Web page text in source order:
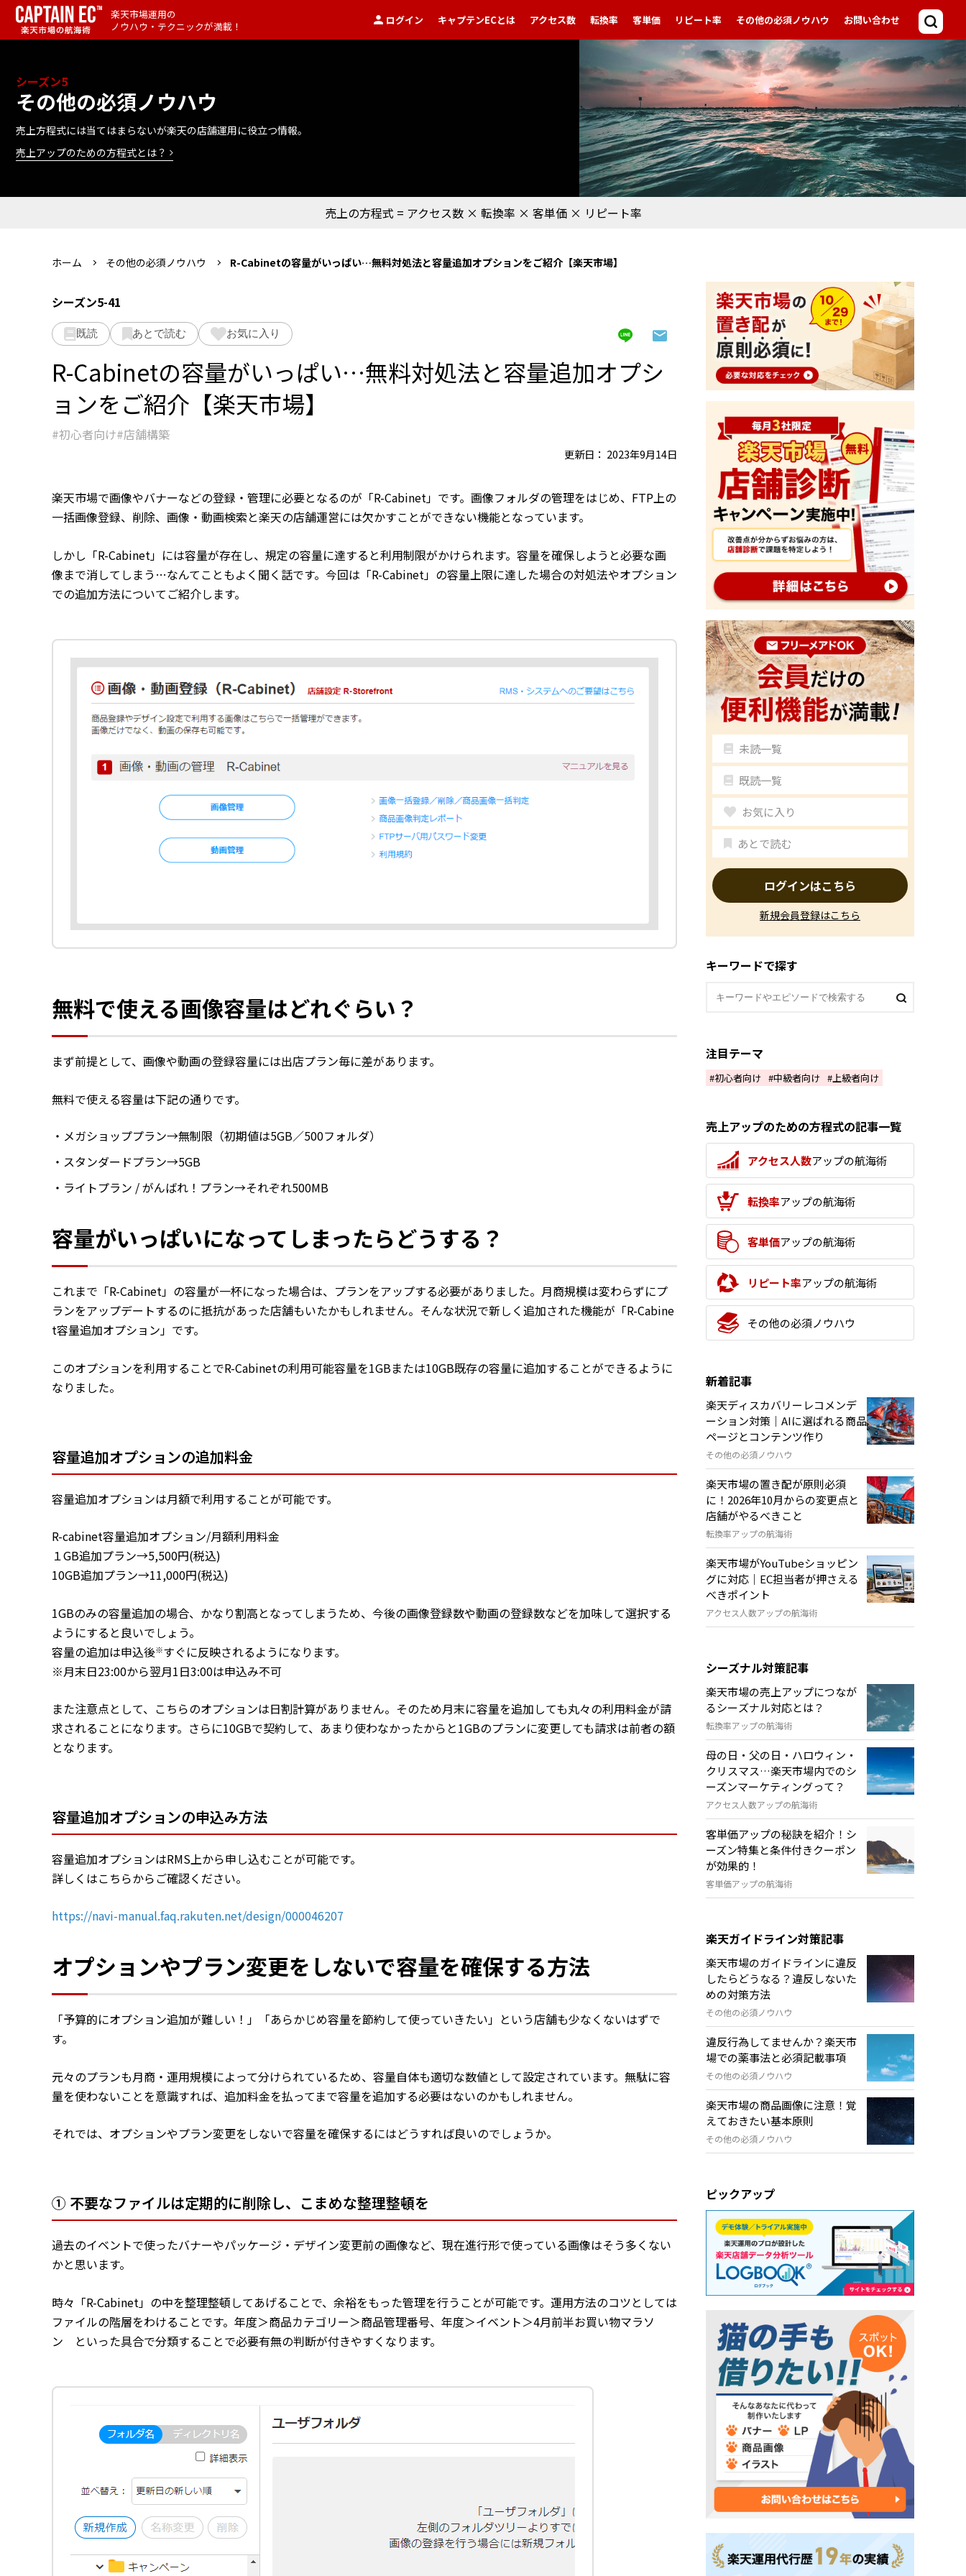
楽天市場運用の
ノウハウ・テクニックが満載！
ログイン キャプテンECとは アクセス数 転換率 客単価 リピート率 その他の必須ノウハウ お問い合わせ
シーズン5
その他の必須ノウハウ
売上方程式には当てはまらないが楽天の店舗運用に役立つ情報。
売上アップのための方程式とは？
売上の方程式 = アクセス数× 転換率 × 客単価× リピート率
ホーム その他の必須ノウハウ R-Cabinetの容量がいっぱい…無料対処法と容量追加オプションをご紹介【楽天市場】
シーズン5-41
既読 あとで読む お気に入り
R-Cabinetの容量がいっぱい…無料対処法と容量追加オプシ
ョンをご紹介【楽天市場】
初心者向け 店舗構築
更新日： 2023年9月14日
楽天市場で画像やバナーなどの登録・管理に必要となるのが「R-Cabinet」です。画像フォルダの管理をはじめ、FTP上の
一括画像登録、削除、画像・動画検索と楽天の店舗運営には欠かすことができない機能となっています。
しかし「R-Cabinet」には容量が存在し、規定の容量に達すると利用制限がかけられます。容量を確保しようと必要な画
像まで消してしまう…なんてこともよく聞く話です。今回は「R-Cabinet」の容量上限に達した場合の対処法やオプション
での追加方法についてご紹介します。
無料で使える画像容量はどれぐらい？
まず前提として、画像や動画の登録容量には出店プラン毎に差があります。
無料で使える容量は下記の通りです。
メガショッププラン→無制限（初期値は5GB／500フォルダ）
スタンダードプラン→5GB
ライトプラン / がんばれ！プラン→それぞれ500MB
容量がいっぱいになってしまったらどうする？
これまで「R-Cabinet」の容量が一杯になった場合は、プランをアップする必要がありました。月商規模は変わらずにプ
ランをアップデートするのに抵抗があった店舗もいたかもしれません。そんな状況で新しく追加された機能が「R-Cabine
t容量追加オプション」です。
このオプションを利用することでR-Cabinetの利用可能容量を1GBまたは10GB既存の容量に追加することができるように
なりました。
容量追加オプションの追加料金
容量追加オプションは月額で利用することが可能です。
R-cabinet容量追加オプション/月額利用料金
１GB追加プラン→5,500円(税込)
10GB追加プラン→11,000円(税込)
1GBのみの容量追加の場合、かなり割高となってしまうため、今後の画像登録数や動画の登録数などを加味して選択する
ようにすると良いでしょう。
容量の追加は申込後※すぐに反映されるようになります。
※月末日23:00から翌月1日3:00は申込み不可
また注意点として、こちらのオプションは日割計算がありません。そのため月末に容量を追加しても丸々の利用料金が請
求されることになります。さらに10GBで契約して、あまり使わなかったからと1GBのプランに変更しても請求は前者の額
となります。
容量追加オプションの申込み方法
容量追加オプションはRMS上から申し込むことが可能です。
詳しくはこちらからご確認ください。
https://navi-manual.faq.rakuten.net/design/000046207
オプションやプラン変更をしないで容量を確保する方法
「予算的にオプション追加が難しい！」「あらかじめ容量を節約して使っていきたい」という店舗も少なくないはずで
す。
元々のプランも月商・運用規模によって分けられているため、容量自体も適切な数値として設定されています。無駄に容
量を使わないことを意識すれば、追加料金を払ってまで容量を追加する必要はないのかもしれません。
それでは、オプションやプラン変更をしないで容量を確保するにはどうすれば良いのでしょうか。
① 不要なファイルは定期的に削除し、こまめな整理整頓を
過去のイベントで使ったバナーやパッケージ・デザイン変更前の画像など、現在進行形で使っている画像はそう多くない
かと思います。
時々「R-Cabinet」の中を整理整頓してあげることで、余裕をもった管理を行うことが可能です。運用方法のコツとしては
ファイルの階層をわけることです。年度＞商品カテゴリー＞商品管理番号、年度＞イベント＞4月前半お買い物マラソ
ン といった具合で分類することで必要有無の判断が付きやすくなります。
未読一覧
既読一覧
お気に入り
あとで読む
ログインはこちら
新規会員登録はこちら
キーワードで探す
注目テーマ
初心者向け 中級者向け 上級者向け
売上アップのための方程式の記事一覧
アクセス人数アップの航海術
転換率アップの航海術
客単価アップの航海術
リピート率アップの航海術
その他の必須ノウハウ
新着記事
楽天ディスカバリーレコメンデ
ーション対策｜AIに選ばれる商品
ページとコンテンツ作り
その他の必須ノウハウ
楽天市場の置き配が原則必須
に！2026年10月からの変更点と
店舗がやるべきこと
転換率アップの航海術
楽天市場がYouTubeショッピン
グに対応｜EC担当者が押さえる
べきポイント
アクセス人数アップの航海術
シーズナル対策記事
楽天市場の売上アップにつなが
るシーズナル対応とは？
転換率アップの航海術
母の日・父の日・ハロウィン・
クリスマス…楽天市場内でのシ
ーズンマーケティングって？
アクセス人数アップの航海術
客単価アップの秘訣を紹介！シ
ーズン特集と条件付きクーポン
が効果的！
客単価アップの航海術
楽天ガイドライン対策記事
楽天市場のガイドラインに違反
したらどうなる？違反しないた
めの対策方法
その他の必須ノウハウ
違反行為してませんか？楽天市
場での薬事法と必須記載事項
その他の必須ノウハウ
楽天市場の商品画像に注意！覚
えておきたい基本原則
その他の必須ノウハウ
ピックアップ